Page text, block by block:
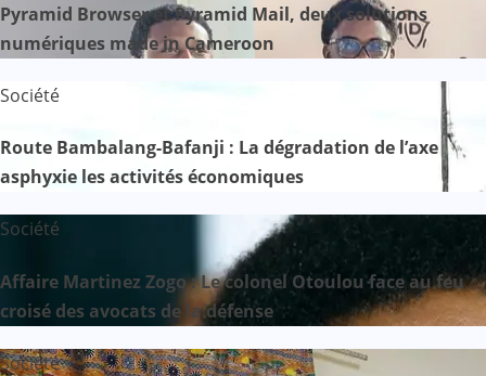
Pyramid Browser et Pyramid Mail, deux solutions
numériques made in Cameroon
Société
Route Bambalang-Bafanji : La dégradation de l’axe
asphyxie les activités économiques
Société
Affaire Martinez Zogo : Le colonel Otoulou face au feu
croisé des avocats de la défense
Société